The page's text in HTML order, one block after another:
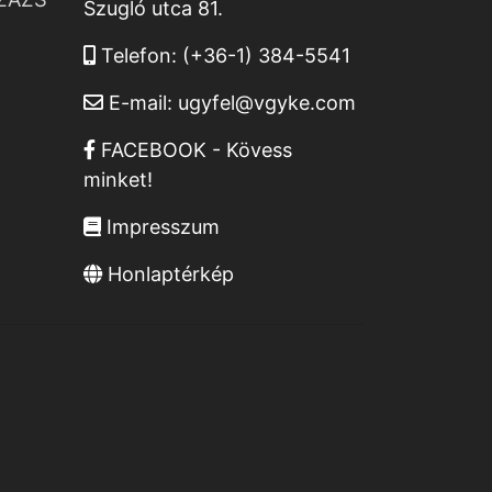
Szugló utca 81.
Telefon: (+36-1) 384-5541
E-mail: ugyfel@vgyke.com
FACEBOOK - Kövess
minket!
Impresszum
Honlaptérkép